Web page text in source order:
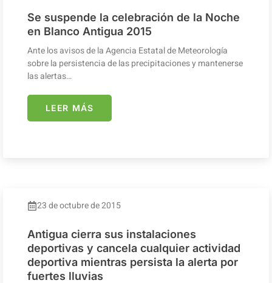
Se suspende la celebración de la Noche
en Blanco Antigua 2015
Ante los avisos de la Agencia Estatal de Meteorología
sobre la persistencia de las precipitaciones y mantenerse
las alertas…
LEER MÁS
23 de octubre de 2015
Antigua cierra sus instalaciones
deportivas y cancela cualquier actividad
deportiva mientras persista la alerta por
fuertes lluvias